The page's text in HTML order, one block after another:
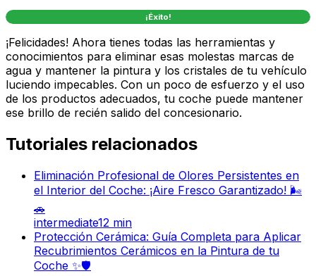
¡Éxito!
¡Felicidades! Ahora tienes todas las herramientas y
conocimientos para eliminar esas molestas marcas de
agua y mantener la pintura y los cristales de tu vehículo
luciendo impecables. Con un poco de esfuerzo y el uso
de los productos adecuados, tu coche puede mantener
ese brillo de recién salido del concesionario.
Tutoriales relacionados
Eliminación Profesional de Olores Persistentes en
el Interior del Coche: ¡Aire Fresco Garantizado! 🌬️
🚗
intermediate12 min
Protección Cerámica: Guía Completa para Aplicar
Recubrimientos Cerámicos en la Pintura de tu
Coche ✨🛡️